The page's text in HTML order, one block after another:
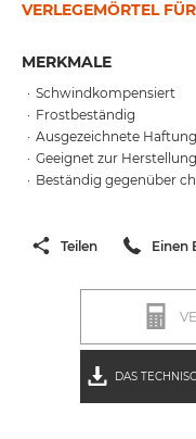
VERLEGEMÖRTEL
MERKMALE
Schwindkompensiert
Frostbeständig
Ausgezeichnete Haftung
Geeignet zur
Beständig gegenüber
Teilen Einen
DAS